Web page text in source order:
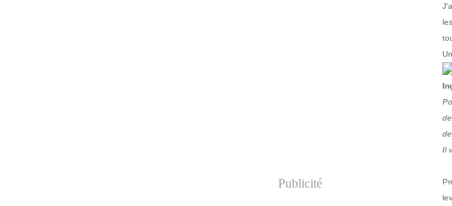
Publicité
Il